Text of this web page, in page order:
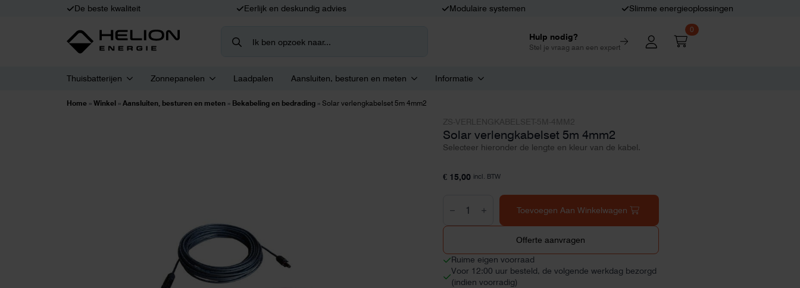
De beste kwaliteit Eerlijk en deskundig advies Modulaire systemen Slimme energieoplossingen
for:
Hulp nodig?
Stel je vraag aan een expert
0
Thuisbatterijen Zonnepanelen Laadpalen Aansluiten, besturen en meten Informatie
Home » Winkel » Aansluiten, besturen en meten » Bekabeling en bedrading » Solar verlengkabelset 5m 4mm2
Solar verlengkabelset 5m 4mm2
Selecteer hieronder de lengte en kleur van de kabel.
€15,00 incl. BTW
verlengkabelset
4mm2
Toevoegen Aan Winkelwagen
Offerte aanvragen
Ruime eigen voorraad
Voor 12:00 uur besteld, de volgende werkdag bezorgd
(indien voorradig)